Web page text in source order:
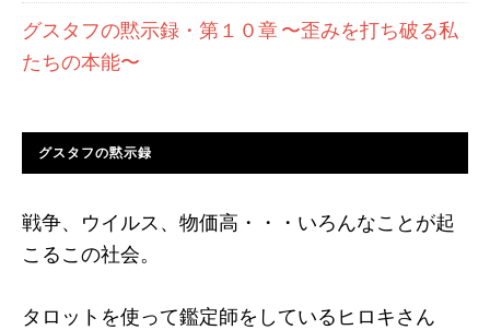
グスタフの黙示録・第１０章 〜歪みを打ち破る私
たちの本能〜
グスタフの黙示録
戦争、ウイルス、物価高・・・いろんなことが起
こるこの社会。
タロットを使って鑑定師をしているヒロキさん